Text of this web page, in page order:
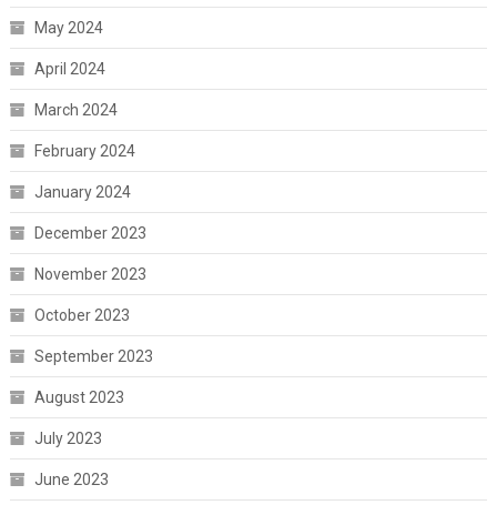
May 2024
April 2024
March 2024
February 2024
January 2024
December 2023
November 2023
October 2023
September 2023
August 2023
July 2023
June 2023